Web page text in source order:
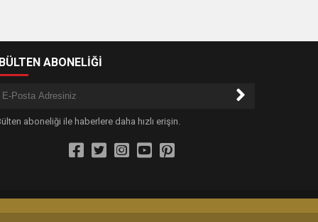
ABONELİĞİ
aboneliği ile haberlere daha hızlı erişin.